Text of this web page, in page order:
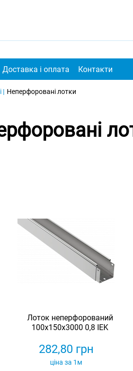
Доставка і оплата Контакти
| Неперфоровані лотки
Лоток неперфорований
100x150x3000 0,8 IEK
282,80грн
ціна за 1м